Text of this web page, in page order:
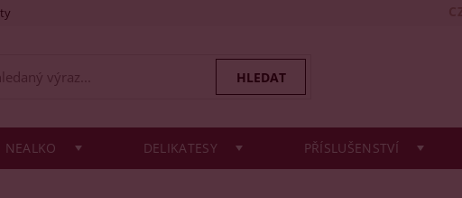
NEALKO DELIKATESY PŘÍSLUŠENSTVÍ